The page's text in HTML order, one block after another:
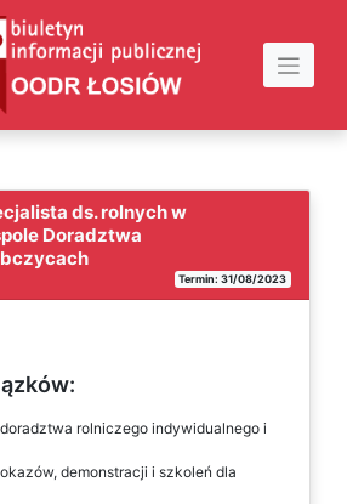
ds. rolnych w
Doradztwa
Termin: 31/08/2023
rolniczego indywidualnego i
demonstracji i szkoleń dla